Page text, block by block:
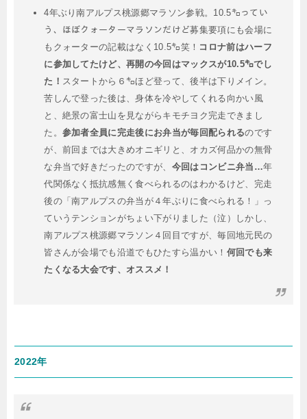
4年ぶり南アルプス桃源郷マラソン参戦。10.5㌔ってい
う、ほぼクォーターマラソンだけど募集要項にも会場に
もクォーターの記載はなく10.5㌔笑！ コロナ前はハーフ
に参加してたけど、再開の今回はマックスが10.5㌔でし
た！ スタートから６㌔ほど登って、後半は下りメイン。
苦しんで登った後は、身体を冷やしてくれる向かい風
と、絶景の富士山を見ながらキモチヨク完走できまし
た。 参加者全員に完走後にお弁当が毎回配られるのです
が、前回までは大きめオニギリと、オカズ何品かの無骨
な弁当で好きだったのですが、 今回はコンビニ弁当…年
代関係なく抵抗感無く食べられるのはわかるけど、完走
後の「南アルプスの弁当が４年ぶりに食べられる！」っ
ていうテンションがちょい下がりました（泣）しかし、
南アルプス桃源郷マラソン４回目ですが、毎回地元民の
皆さんが会場でも沿道でもひたすら温かい！ 何回でも来
たくなる大会です、オススメ！
2022年